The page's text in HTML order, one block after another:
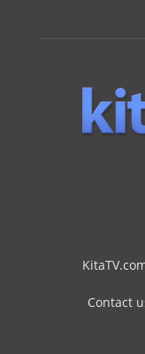
Contact